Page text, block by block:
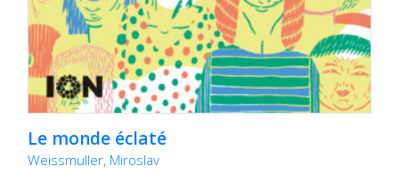
Le monde éclaté
Weissmuller, Miroslav